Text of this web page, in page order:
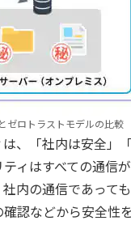
ゼロトラストモデルの比較
、「社内は安全」
ィはすべての通信
内の通信であって
認などから安全性を